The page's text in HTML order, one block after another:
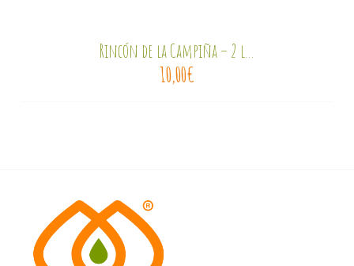
Rincón de la Campiña – 2 l...
10,00€